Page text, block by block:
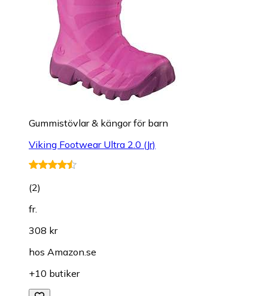
Gummistövlar & kängor för barn
Viking Footwear Ultra 2.0 (Jr)
(2)
fr.
308 kr
hos Amazon.se
+10 butiker